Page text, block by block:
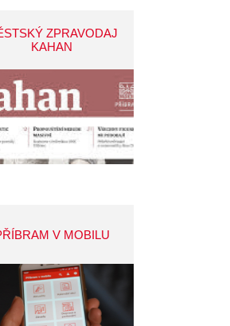
ZPRAVODAJ
KAHAN
V MOBILU